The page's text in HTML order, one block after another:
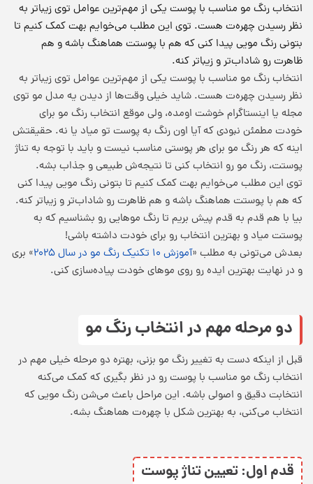
انتخاب رنگ مو مناسب با پوست یکی از مهم‌ترین عوامل توی زیباتر به
نظر رسیدن چهره‌ت هست. توی این مطلب می‌خوایم بهت کمک کنیم تا
بتونی رنگ مویی پیدا کنی که هم با پوستت هماهنگ باشه و هم
ظاهرت رو شاداب‌تر و زیباتر کنه.
انتخاب رنگ مو مناسب با پوست یکی از مهم‌ترین عوامل توی زیباتر به
نظر رسیدن چهره‌ت هست. شاید خیلی وقت‌ها از دیدن یه مدل مو توی
مجله یا اینستاگرام خوشت اومده، ولی موقع انتخاب رنگ مو برای
خودت مطمئن نبودی که آیا اون رنگ به پوست تو میاد یا نه. حقیقتش
اینه که هر رنگ مو برای هر پوستی مناسب نیست و باید با توجه به تناژ
پوستت، رنگ مو رو انتخاب کنی تا نتیجه‌ش طبیعی و جذاب بشه.
توی این مطلب می‌خوایم بهت کمک کنیم تا بتونی رنگ مویی پیدا کنی
که هم با پوستت هماهنگ باشه و هم ظاهرت رو شاداب‌تر و زیباتر کنه.
بیا با هم قدم به قدم پیش بریم تا رنگ موهایی رو بشناسیم که به
پوستت میاد و بهترین انتخاب رو برای خودت داشته باشی!
بعدش می‌تونی به مطلب «آموزش ۱۰ تکنیک رنگ مو در سال ۲۰۲۵
» بری
و در نهایت بهترین ایده رو روی موهای خودت پیاده‌سازی کنی.
دو مرحله مهم در انتخاب رنگ مو
قبل از اینکه دست به تغییر رنگ مو بزنی، بهتره دو مرحله خیلی مهم در
انتخاب رنگ مو مناسب با پوسترو در نظر بگیری که کمک می‌کنه
انتخابت دقیق و اصولی باشه. این مراحل باعث می‌شن رنگ مویی که
انتخاب می‌کنی، به بهترین شکل با چهره‌ت هماهنگ بشه.
قدم اول: تعیین تناژ پوست